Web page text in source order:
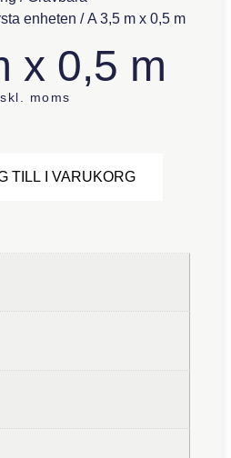
enheten / A 3,5 m x 0,5 m
x 0,5 m
moms
TILL I VARUKORG